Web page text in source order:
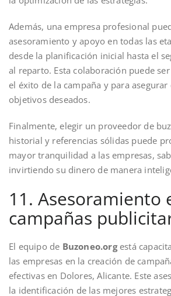
Además, una empresa profesional
asesoramiento y apoyo en todas las
desde la planificación inicial hasta el
al reparto. Esta colaboración puede
el éxito de la campaña y para asegurar
objetivos deseados.
Finalmente, elegir un proveedor de
historial y referencias sólidas puede
mayor tranquilidad a las empresas,
invirtiendo su dinero de manera
11. Asesoramiento
campañas
El equipo de Buzoneo.orgestá
las empresas en la creación de
efectivas en Dolores, Alicante. Este
la identificación de las mejores